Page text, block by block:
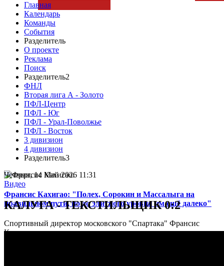
Главная
Календарь
Команды
События
Разделитель
О проекте
Реклама
Поиск
Разделитель2
ФНЛ
Вторая лига А - Золото
ПФЛ-Центр
ПФЛ - Юг
ПФЛ - Урал-Поволжье
ПФЛ - Восток
3 дивизион
4 дивизион
Разделитель3
Франсис Кахигао: "Полех, Сорокин и Массалыга на
правильном пути, но до элитного уровня им ещё далеко"
Спортивный директор московского "Спартака" Франсис
Кахигао подвел итоги яркого старта молодых воспитанников
Четверг, 14 Май 2026 11:31
Видео
КАЛУГА - ТЕКСТИЛЬЩИК 0:2